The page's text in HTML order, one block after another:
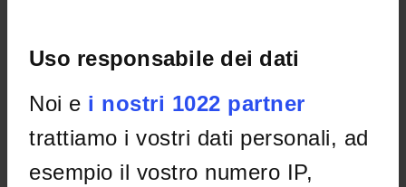
Uso responsabile dei dati
Noi e i nostri 1022 partner
trattiamo i vostri dati personali, ad
esempio il vostro numero IP,
all'insegnamento Diritto dell'Unione europea.
OFFERTA FORMATIVA
CORSI DI STUDIO